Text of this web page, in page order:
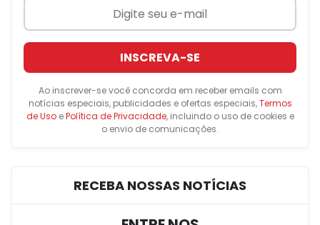
INSCREVA-SE
Ao inscrever-se você concorda em receber emails com
notícias especiais, publicidades e ofertas especiais,Termos
de UsoePolítica de Privacidade, incluindo o uso de cookies e
o envio de comunicações.
RECEBA NOSSAS NOTÍCIAS